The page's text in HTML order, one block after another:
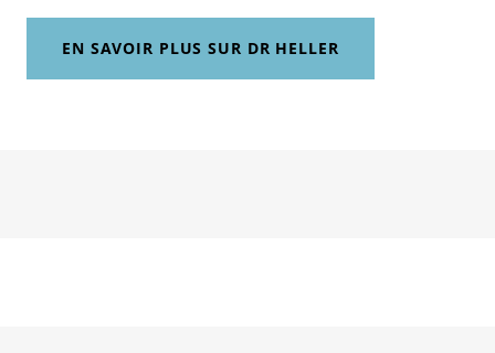
EN SAVOIR PLUS SUR DR HELLER